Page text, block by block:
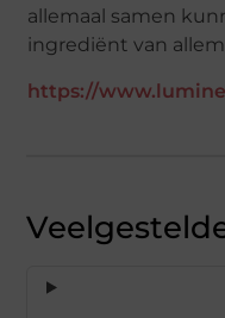
allemaal samen
ingrediënt van
https://